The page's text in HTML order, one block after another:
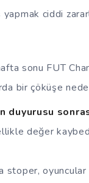
ciddi
sonu FUT
bir çöküşe
duyurusu
değer
oyuncular